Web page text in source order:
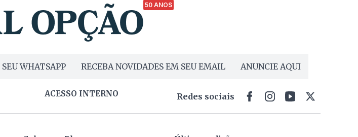
50 ANOS
WHATSAPP RECEBA NOVIDADES EM SEU EMAIL ANUNCIE AQUI
ACESSO INTERNO Redes sociais